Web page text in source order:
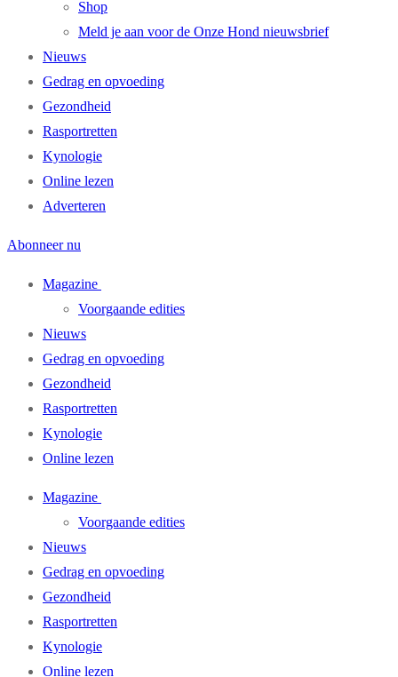
Shop
Meld je aan voor de Onze Hond nieuwsbrief
Nieuws
Gedrag en opvoeding
Gezondheid
Rasportretten
Kynologie
Online lezen
Adverteren
Abonneer nu
Magazine
Voorgaande edities
Nieuws
Gedrag en opvoeding
Gezondheid
Rasportretten
Kynologie
Online lezen
Magazine
Voorgaande edities
Nieuws
Gedrag en opvoeding
Gezondheid
Rasportretten
Kynologie
Online lezen